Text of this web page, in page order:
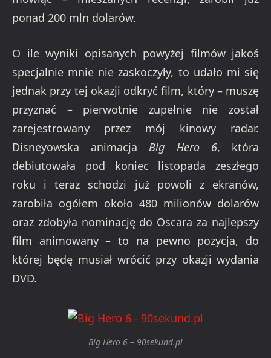
ponad 200 mln dolarów.
O ile wyniki opisanych powyżej filmów jakoś
specjalnie mnie nie zaskoczyły, to udało mi się
jednak przy tej okazji odkryć film, który – muszę
przyznać – pierwotnie zupełnie nie został
zarejestrowany przez mój kinowy radar.
Disneyowska animacjaBig Hero 6, która
debiutowała pod koniec listopada zeszłego
roku i teraz schodzi już powoli z ekranów,
zarobiła ogółem około 480 milionów dolarów
oraz zdobyła nominację do Oscara za najlepszy
film animowany – to na pewno pozycja, do
której będę musiał wrócić przy okazji wydania
DVD.
Big Hero 6 – 90sekund.pl